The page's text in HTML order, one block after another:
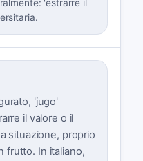
'estrarre il
'jugo'
il valore o il
situazione, proprio
frutto. In italiano,